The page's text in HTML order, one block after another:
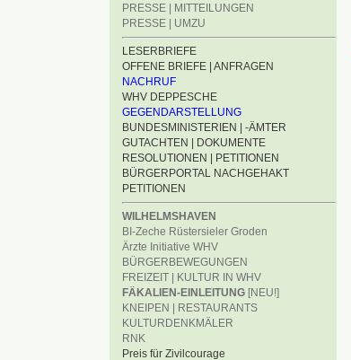
PRESSE | MITTEILUNGEN
PRESSE | UMZU
LESERBRIEFE
OFFENE BRIEFE | ANFRAGEN
NACHRUF
WHV DEPPESCHE
GEGENDARSTELLUNG
BUNDESMINISTERIEN | -ÄMTER
GUTACHTEN | DOKUMENTE
RESOLUTIONEN | PETITIONEN
BÜRGERPORTAL NACHGEHAKT
PETITIONEN
WILHELMSHAVEN
BI-Zeche Rüstersieler Groden
Ärzte Initiative WHV
BÜRGERBEWEGUNGEN
FREIZEIT | KULTUR IN WHV
FÄKALIEN-EINLEITUNG [NEU!]
KNEIPEN | RESTAURANTS
KULTURDENKMÄLER
RNK
Preis für Zivilcourage